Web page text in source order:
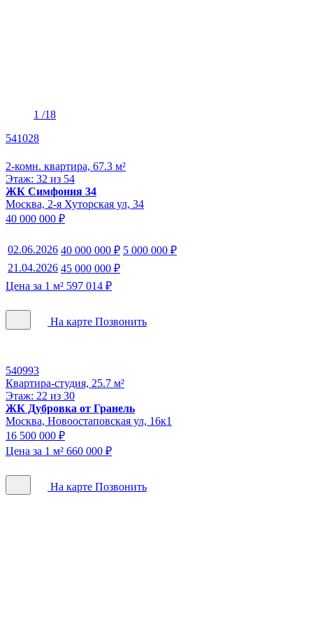
1 /18
541028
2-комн. квартира, 67.3 м²
Этаж: 32 из 54
ЖК Симфония 34
Москва, 2-я Хуторская ул, 34
40 000 000 ₽
02.06.2026 40 000 000 ₽ 5 000 000 ₽
21.04.2026 45 000 000 ₽
Цена за 1 м² 597 014 ₽
На карте Позвонить
540993
Квартира-студия, 25.7 м²
Этаж: 22 из 30
ЖК Дубровка от Гранель
Москва, Новоостаповская ул, 16к1
16 500 000 ₽
Цена за 1 м² 660 000 ₽
На карте Позвонить